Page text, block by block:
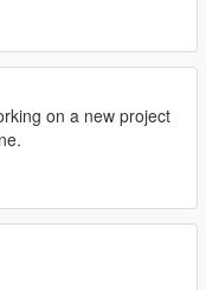
on a new project